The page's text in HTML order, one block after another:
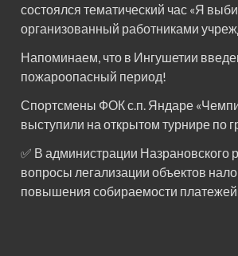
состоялся тематический час «Я
организованный работниками
Напоминаем, что в Ингушетии
пожароопасный период!⁣⁣⠀
Спортсмены ФОК с.п. Яндаре
выступили на открытом турнире по
✅ В администрации Назрановского
вопросы легализации объектов
повышения собираемости платежей